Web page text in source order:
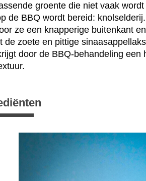
groente die niet vaak wordt
de BBQ wordt bereid:
ze een knapperige buitenkant
zoete en pittige
door de BBQ-behandeling een